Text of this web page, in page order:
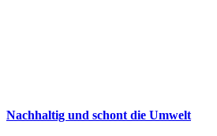
Nachhaltig und schont die Umwelt